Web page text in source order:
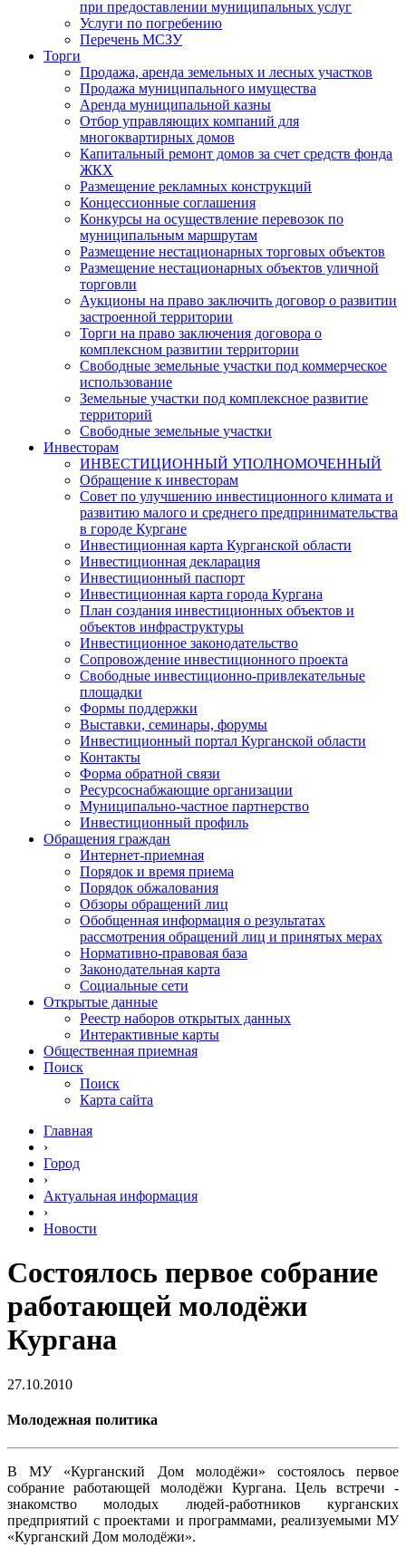
при предоставлении муниципальных услуг
Услуги по погребению
Перечень МСЗУ
Торги
Продажа, аренда земельных и лесных участков
Продажа муниципального имущества
Аренда муниципальной казны
Отбор управляющих компаний для
многоквартирных домов
Капитальный ремонт домов за счет средств фонда
ЖКХ
Размещение рекламных конструкций
Концессионные соглашения
Конкурсы на осуществление перевозок по
муниципальным маршрутам
Размещение нестационарных торговых объектов
Размещение нестационарных объектов уличной
торговли
Аукционы на право заключить договор о развитии
застроенной территории
Торги на право заключения договора о
комплексном развитии территории
Свободные земельные участки под коммерческое
использование
Земельные участки под комплексное развитие
территорий
Свободные земельные участки
Инвесторам
ИНВЕСТИЦИОННЫЙ УПОЛНОМОЧЕННЫЙ
Обращение к инвесторам
Совет по улучшению инвестиционного климата и
развитию малого и среднего предпринимательства
в городе Кургане
Инвестиционная карта Курганской области
Инвестиционная декларация
Инвестиционный паспорт
Инвестиционная карта города Кургана
План создания инвестиционных объектов и
объектов инфраструктуры
Инвестиционное законодательство
Сопровождение инвестиционного проекта
Свободные инвестиционно-привлекательные
площадки
Формы поддержки
Выставки, семинары, форумы
Инвестиционный портал Курганской области
Контакты
Форма обратной связи
Ресурсоснабжающие организации
Муниципально-частное партнерство
Инвестиционный профиль
Обращения граждан
Интернет-приемная
Порядок и время приема
Порядок обжалования
Обзоры обращений лиц
Обобщенная информация о результатах
рассмотрения обращений лиц и принятых мерах
Нормативно-правовая база
Законодательная карта
Социальные сети
Открытые данные
Реестр наборов открытых данных
Интерактивные карты
Общественная приемная
Поиск
Поиск
Карта сайта
Главная
›
Город
›
Актуальная информация
›
Новости
Состоялось первое собрание
работающей молодёжи
Кургана
27.10.2010
Молодежная политика
В МУ «Курганский Дом молодёжи» состоялось первое
собрание работающей молодёжи Кургана. Цель встречи -
знакомство молодых людей-работников курганских
предприятий с проектами и программами, реализуемыми МУ
«Курганский Дом молодёжи».